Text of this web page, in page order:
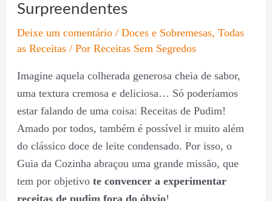
Surpreendentes
Deixe um comentário / Doces e Sobremesas, Todas
as Receitas/ Por Receitas Sem Segredos
Imagine aquela colherada generosa cheia de sabor,
uma textura cremosa e deliciosa… Só poderíamos
estar falando de uma coisa: Receitas de Pudim!
Amado por todos, também é possível ir muito além
do clássico doce de leite condensado. Por isso, o
Guia da Cozinha abraçou uma grande missão, que
tem por objetivo te convencer a experimentar
receitas de pudim fora do óbvio!